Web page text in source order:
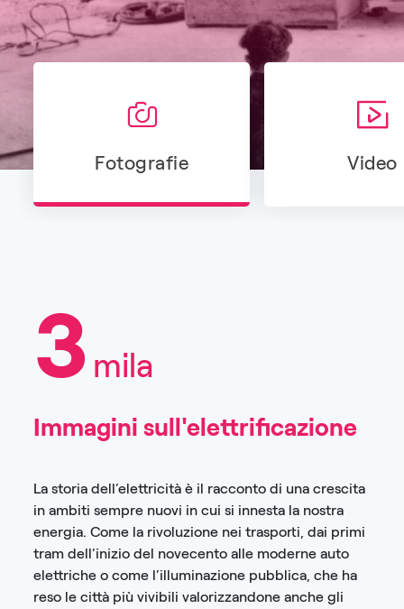
Fotografie Video
3 mila
Immagini sull'elettrificazione
La storia dell’elettricità è il racconto di una crescita
in ambiti sempre nuovi in cui si innesta la nostra
energia. Come la rivoluzione nei trasporti, dai primi
tram dell’inizio del novecento alle moderne auto
elettriche o come l’illuminazione pubblica, che ha
reso le città più vivibili valorizzandone anche gli